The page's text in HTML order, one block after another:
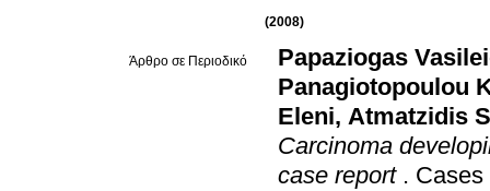
(2008)
Άρθρο σε Περιοδικό
Papaziogas
Panagiotopoulou
Eleni, Atmatzidis
Carcinoma
case report . Cases